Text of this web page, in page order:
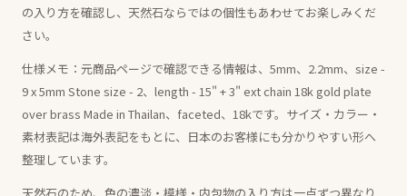
の入り方を確認し、天然石ならではの個性もあわせてお楽しみくだ
さい。
仕様メモ：元商品ページで確認できる情報は、5mm、2.2mm、size -
9 x 5mm Stone size - 2、length - 15" + 3" ext chain 18k gold plate
over brass Made in Thailan、faceted、18kです。サイズ・カラー・
素材表記は海外表記をもとに、日本のお客様にも分かりやすい形へ
整理しています。